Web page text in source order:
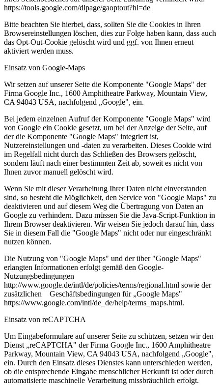
https://tools.google.com/dlpage/gaoptout?hl=de
Bitte beachten Sie hierbei, dass, sollten Sie die Cookies in Ihren
Browsereinstellungen löschen, dies zur Folge haben kann, dass auch
das Opt-Out-Cookie gelöscht wird und ggf. von Ihnen erneut
aktiviert werden muss.
Einsatz von Google-Maps
Wir setzen auf unserer Seite die Komponente "Google Maps" der
Firma Google Inc., 1600 Amphitheatre Parkway, Mountain View,
CA 94043 USA, nachfolgend „Google", ein.
Bei jedem einzelnen Aufruf der Komponente "Google Maps" wird
von Google ein Cookie gesetzt, um bei der Anzeige der Seite, auf
der die Komponente "Google Maps" integriert ist,
Nutzereinstellungen und -daten zu verarbeiten. Dieses Cookie wird
im Regelfall nicht durch das Schließen des Browsers gelöscht,
sondern läuft nach einer bestimmten Zeit ab, soweit es nicht von
Ihnen zuvor manuell gelöscht wird.
Wenn Sie mit dieser Verarbeitung Ihrer Daten nicht einverstanden
sind, so besteht die Möglichkeit, den Service von "Google Maps" zu
deaktivieren und auf diesem Weg die Übertragung von Daten an
Google zu verhindern. Dazu müssen Sie die Java-Script-Funktion in
Ihrem Browser deaktivieren. Wir weisen Sie jedoch darauf hin, dass
Sie in diesem Fall die "Google Maps" nicht oder nur eingeschränkt
nutzen können.
Die Nutzung von "Google Maps" und der über "Google Maps"
erlangten Informationen erfolgt gemäß den Google-
Nutzungsbedingungen
http://www.google.de/intl/de/policies/terms/regional.html sowie der
zusätzlichen Geschäftsbedingungen für „Google Maps"
https://www.google.com/intl/de_de/help/terms_maps.html.
Einsatz von reCAPTCHA
Um Eingabeformulare auf unserer Seite zu schützen, setzen wir den
Dienst „reCAPTCHA" der Firma Google Inc., 1600 Amphitheatre
Parkway, Mountain View, CA 94043 USA, nachfolgend „Google",
ein. Durch den Einsatz dieses Dienstes kann unterschieden werden,
ob die entsprechende Eingabe menschlicher Herkunft ist oder durch
automatisierte maschinelle Verarbeitung missbräuchlich erfolgt.